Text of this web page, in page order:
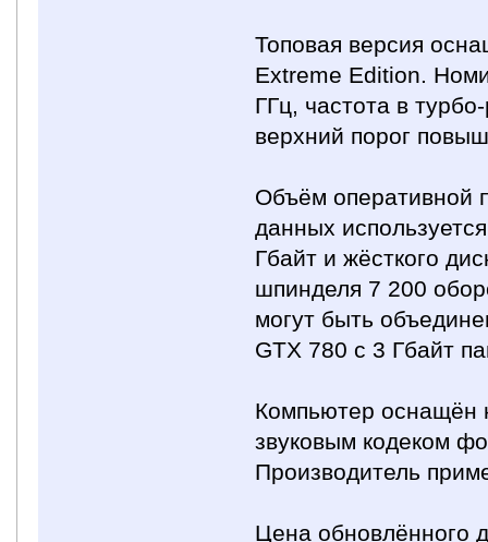
Топовая версия
Extreme Edition.
ГГц, частота в
верхний порог
Объём оперативной
данных
Гбайт и жёсткого
шпинделя 7 200
могут быть
GTX 780 с 3 Гбайт
Компьютер оснащён
звуковым кодеком
Производитель
Цена обновлённого